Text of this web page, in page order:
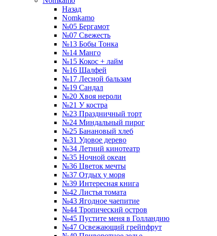
Назад
Nomkamo
№05 Бергамот
№07 Свежесть
№13 Бобы Тонка
№14 Манго
№15 Кокос + лайм
№16 Шалфей
№17 Лесной бальзам
№19 Сандал
№20 Хвоя нероли
№21 У костра
№23 Праздничный торт
№24 Миндальный пирог
№25 Банановый хлеб
№31 Удовое дерево
№34 Летний кинотеатр
№35 Ночной океан
№36 Цветок мечты
№37 Отдых у моря
№39 Интересная книга
№42 Листья томата
№43 Ягодное чаепитие
№44 Тропический остров
№45 Пустите меня в Голландию
№47 Освежающий грейпфрут